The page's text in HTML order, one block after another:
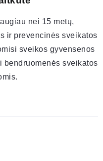
nei 15 metų,
ir prevencinės sveikatos
sveikos gyvensenos
bendruomenės sveikatos